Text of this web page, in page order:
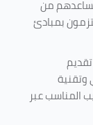
تساعدهم من
بمبادئ
وتقنية
المناسب عبر